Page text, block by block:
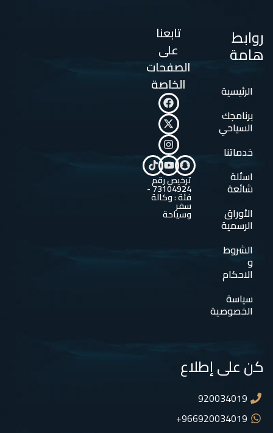
روابط
هامة
الرئيسية
برنامجك
السياحي
خدماتنا
اسئلة
شائعة
الأوراق
الرسمية
الشروط
و
الاحكام
سياسة
الخصوصية
تابعنا
على
الصفحات
الخاصة
ترخيص رقم
73104924 -
فئة : وكالة
سفر
وسياحة
كن على إطلاع
920034019
966920034019+